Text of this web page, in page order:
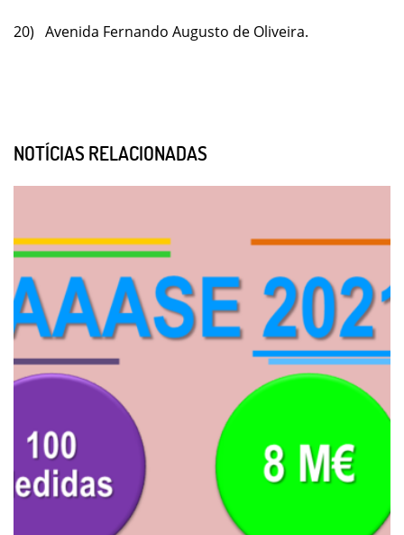
20) Avenida Fernando Augusto de Oliveira.
NOTÍCIAS RELACIONADAS